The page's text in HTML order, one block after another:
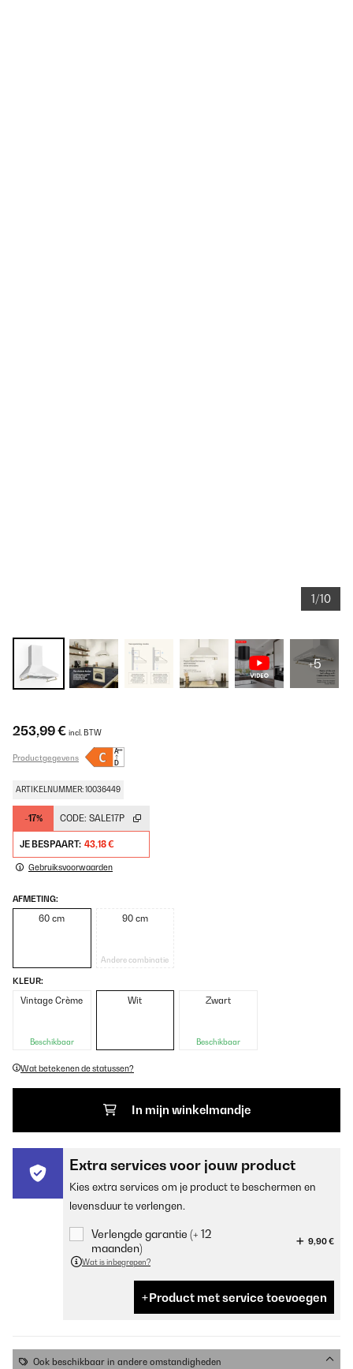
1/10
+5
253,99 € incl. BTW
Productgegevens
ARTIKELNUMMER: 10036449
-17% CODE: SALE17P
JE BESPAART: 43,18 €
Gebruiksvoorwaarden
AFMETING:
60 cm 90 cm
Andere combinatie
KLEUR:
Vintage Crème
Beschikbaar
Wit Zwart
Beschikbaar
Wat betekenen de statussen?
In mijn winkelmandje
Extra services voor jouw product
Kies extra services om je product te beschermen en
levensduur te verlengen.
Verlengde garantie (+ 12
maanden)
9,90 €
Wat is inbegrepen?
Product met service toevoegen
Ook beschikbaar in andere omstandigheden